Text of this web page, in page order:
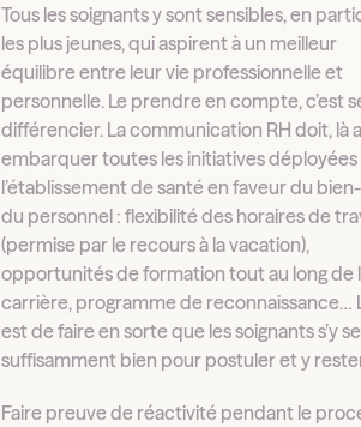
Tous les soignants y sont sensibles, en
les plus jeunes, qui aspirent à un meilleur
équilibre entre leur vie professionnelle et
personnelle. Le prendre en compte, c’est
différencier. La communication RH doit, là
embarquer toutes les initiatives
l’établissement de santé en faveur du
du personnel : flexibilité des horaires de
(permise par le recours à la vacation),
opportunités de formation tout au long de
carrière, programme de reconnaissance…
est de faire en sorte que les soignants s’y
suffisamment bien pour postuler et y
Faire preuve de réactivité pendant le